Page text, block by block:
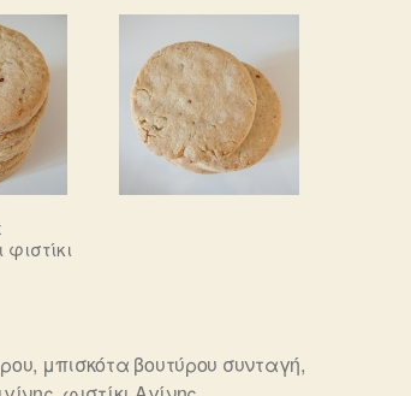
, μπισκότα βουτύρου συνταγή,